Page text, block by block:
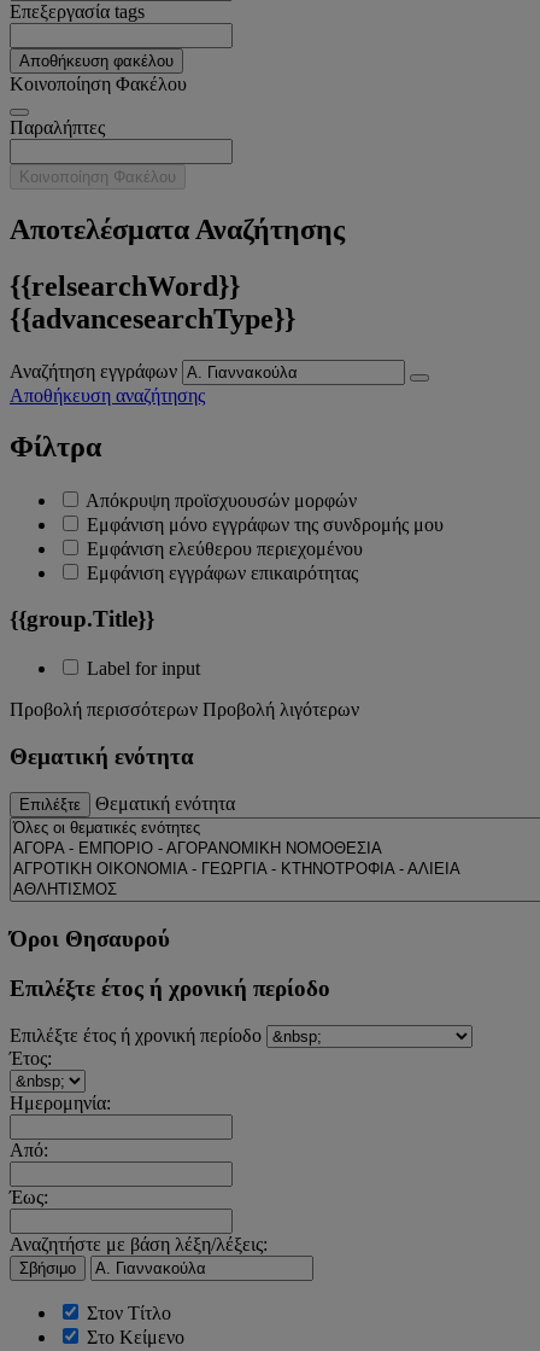
Επεξεργασία tags
Αποθήκευση φακέλου
Κοινοποίηση Φακέλου
Παραλήπτες
Κοινοποίηση Φακέλου
Αποτελέσματα Αναζήτησης
{{relsearchWord}}
{{advancesearchType}}
Αναζήτηση εγγράφων
Αποθήκευση αναζήτησης
Φίλτρα
Απόκρυψη προϊσχυουσών μορφών
Εμφάνιση μόνο εγγράφων της συνδρομής μου
Εμφάνιση ελεύθερου περιεχομένου
Εμφάνιση εγγράφων επικαιρότητας
{{group.Title}}
Label for input
Προβολή περισσότερων Προβολή λιγότερων
Θεματική ενότητα
Επιλέξτε Θεματική ενότητα
Όροι Θησαυρού
Επιλέξτε έτος ή χρονική περίοδο
Επιλέξτε έτος ή χρονική περίοδο
Έτος:
Ημερομηνία:
Από:
Έως:
Αναζητήστε με βάση λέξη/λέξεις:
Σβήσιμο
Στον Τίτλο
Στο Κείμενο